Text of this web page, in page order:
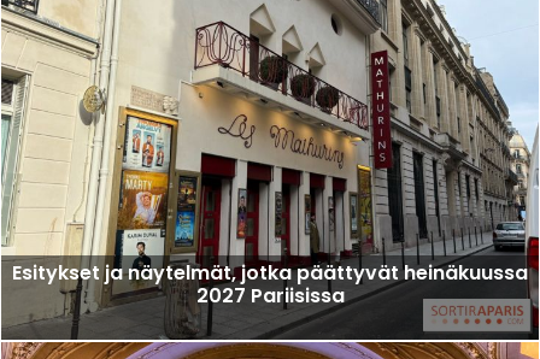
Esitykset ja näytelmät, jotka päättyvät heinäkuussa
2027 Pariisissa